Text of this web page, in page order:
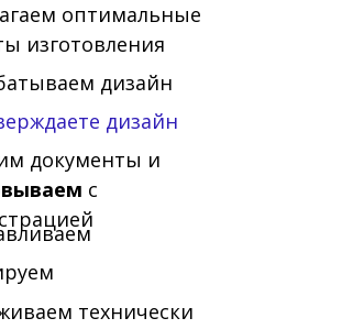
оптимальные
изготовления
дизайн
дизайн
документы и
с
технически